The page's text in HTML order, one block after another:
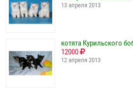
13 апреля 2013
котята Курильского
12000
12 апреля 2013